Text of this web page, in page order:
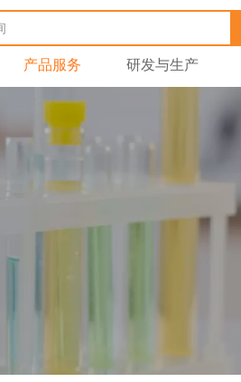
产品服务 研发与生产